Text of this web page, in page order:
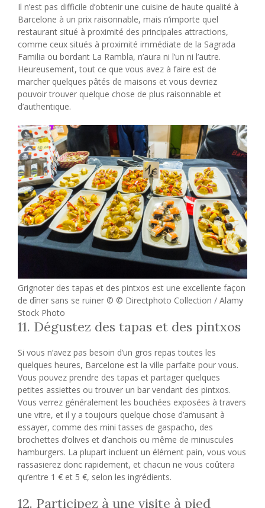
Il n’est pas difficile d’obtenir une cuisine de haute qualité à
Barcelone à un prix raisonnable, mais n’importe quel
restaurant situé à proximité des principales attractions,
comme ceux situés à proximité immédiate de la Sagrada
Familia ou bordant La Rambla, n’aura ni l’un ni l’autre.
Heureusement, tout ce que vous avez à faire est de
marcher quelques pâtés de maisons et vous devriez
pouvoir trouver quelque chose de plus raisonnable et
d’authentique.
Grignoter des tapas et des pintxos est une excellente façon
de dîner sans se ruiner © © Directphoto Collection / Alamy
Stock Photo
11. Dégustez des tapas et des pintxos
Si vous n’avez pas besoin d’un gros repas toutes les
quelques heures, Barcelone est la ville parfaite pour vous.
Vous pouvez prendre des tapas et partager quelques
petites assiettes ou trouver un bar vendant des pintxos.
Vous verrez généralement les bouchées exposées à travers
une vitre, et il y a toujours quelque chose d’amusant à
essayer, comme des mini tasses de gaspacho, des
brochettes d’olives et d’anchois ou même de minuscules
hamburgers. La plupart incluent un élément pain, vous vous
rassasierez donc rapidement, et chacun ne vous coûtera
qu’entre 1 € et 5 €, selon les ingrédients.
12. Participez à une visite à pied